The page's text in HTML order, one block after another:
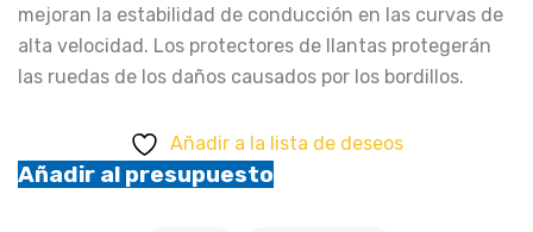
mejoran la estabilidad de conducción en las curvas de
alta velocidad. Los protectores de llantas protegerán
las ruedas de los daños causados por los bordillos.
Añadir a la lista de deseos
Añadir al presupuesto